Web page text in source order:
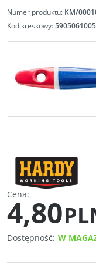
Numer produktu: KM/
Kod kreskowy:
Cena:
4,80
Dostępność: W